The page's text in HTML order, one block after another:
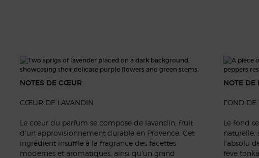
NOTES DE CŒUR
CŒUR DE LAVANDIN
Le cœur du parfum se compose de lavandin, fruit
d'un approvisionnement durable en Provence. Cet
ingrédient insuffle à la fragrance des facettes
modernes et aromatiques, ainsi qu'un grand
NOTE DE
FOND DE
Le fond
naturelle,
l'absolu
fève